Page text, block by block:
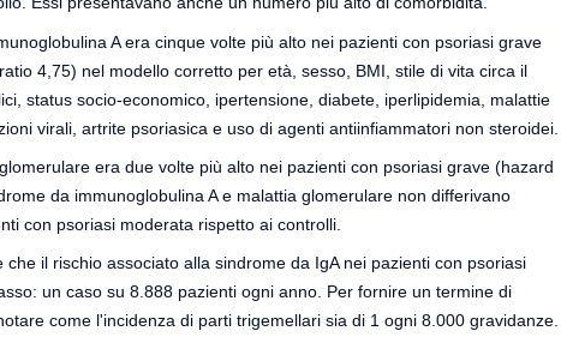
A era cinque volte più alto nei pazienti con psoriasi grave
4,75) nel modello corretto per età, sesso, BMI, stile di vita circa il
status socio-economico, ipertensione, diabete, iperlipidemia, malattie
virali, artrite psoriasica e uso di agenti antiinfiammatori non steroidei.
era due volte più alto nei pazienti con psoriasi grave (hazard
da immunoglobulina A e malattia glomerulare non differivano
con psoriasi moderata rispetto ai controlli.
il rischio associato alla sindrome da IgA nei pazienti con psoriasi
un caso su 8.888 pazienti ogni anno. Per fornire un termine di
come l'incidenza di parti trigemellari sia di 1 ogni 8.000 gravidanze.